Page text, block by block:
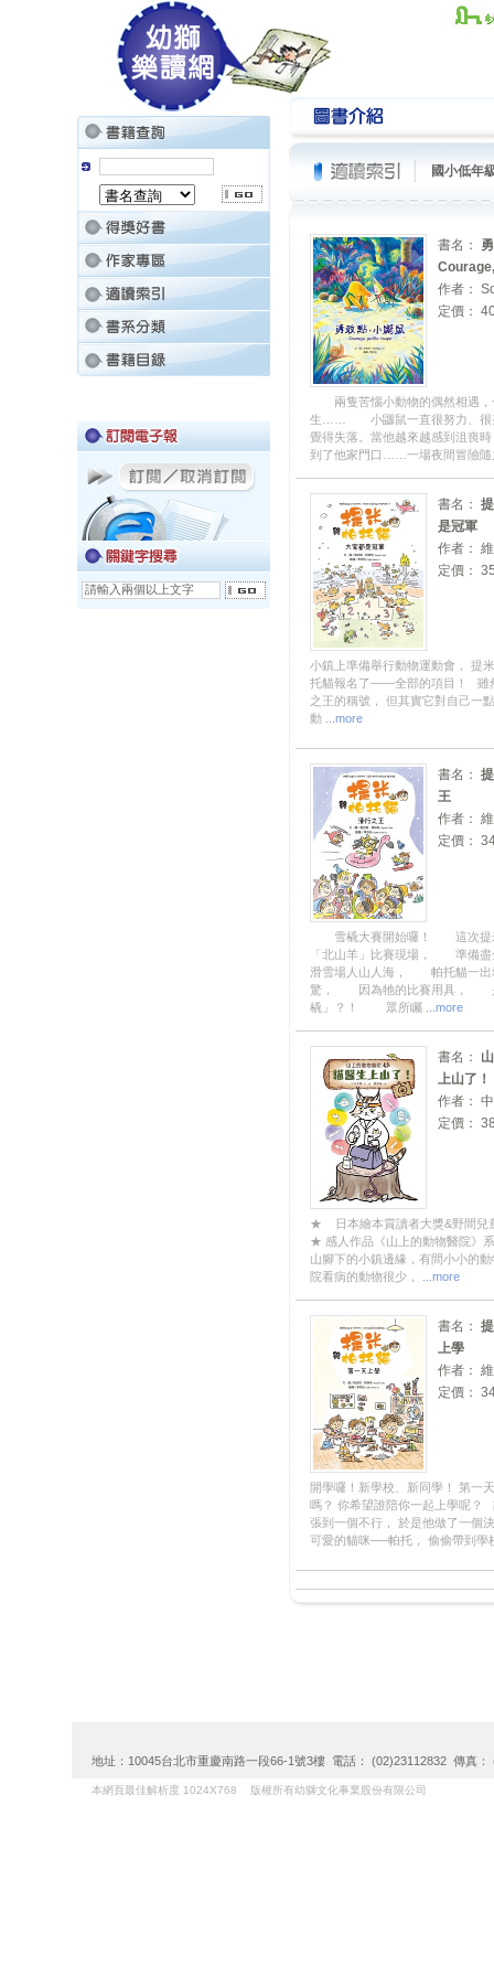
國小低年
書名：
作者：
定價：
兩隻苦惱小動物的偶然相遇，
生…… 小鼴鼠一直很努力、很
覺得失落。當他越來越感到沮喪
到了他家門口……一場夜間冒險
書名：
是冠軍
作者：
定價：
小鎮上準備舉行動物運動會， 提
托貓報名了——全部的項目！ 雖
之王的稱號， 但其實它對自己
動
...more
書名：
王
作者：
定價：
雪橇大賽開始囉！ 這次提
「北山羊」比賽現場， 準
滑雪場人山人海， 帕托貓一出
驚， 因為牠的比賽用具， 是
橇」？！ 眾所矚
...more
書名：
上山了！
作者：
定價：
★ 日本繪本賞讀者大獎&野間兒
★ 感人作品《山上的動物醫院》
山腳下的小鎮邊緣，有間小小的
院看病的動物很少，
...more
書名：
上學
作者：
定價：
開學囉！新學校、新同學！ 第一
嗎？ 你希望誰陪你一起上學呢？
張到一個不行， 於是他做了一個
可愛的貓咪──帕托， 偷偷帶到
地址：10045台北市重慶南路一段66-1號3樓 電話： (02)23112832 傳真
本網頁最佳解析度 1024X768 版權所有幼獅文化事業股份有限公司